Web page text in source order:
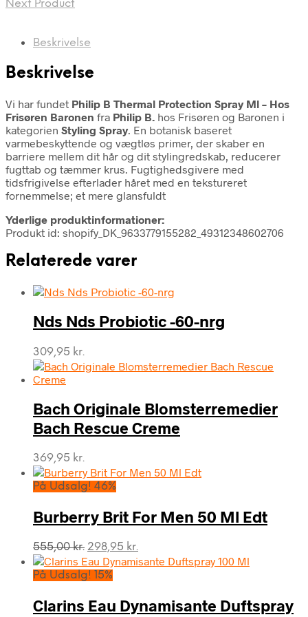
Next Product
Beskrivelse
Beskrivelse
Vi har fundet Philip B Thermal Protection Spray Ml – Hos
Frisøren Baronen fra Philip B. hos Frisøren og Baronen i
kategorien Styling Spray. En botanisk baseret
varmebeskyttende og vægtløs primer, der skaber en
barriere mellem dit hår og dit stylingredskab, reducerer
fugttab og tæmmer krus. Fugtighedsgivere med
tidsfrigivelse efterlader håret med en tekstureret
fornemmelse; et mere glansfuldt
Yderlige produktinformationer:
Produkt id: shopify_DK_9633779155282_49312348602706
Relaterede varer
Nds Nds Probiotic -60-nrg
309,95 kr.
Bach Originale Blomsterremedier
Bach Rescue Creme
369,95 kr.
På Udsalg! 46%
Burberry Brit For Men 50 Ml Edt
555,00kr. Den
oprindelige
pris
555,00 kr..
298,95 kr.
aktuelle
298,95 kr..
På Udsalg! 15%
Clarins Eau Dynamisante Duftspray